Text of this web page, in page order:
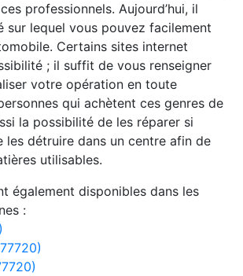
professionnels. Aujourd’hui, il
sur lequel vous pouvez facilement
Certains sites internet
; il suffit de vous renseigner
votre opération en toute
qui achètent ces genres de
la possibilité de les réparer si
les détruire dans un centre afin de
utilisables.
également disponibles dans les
: